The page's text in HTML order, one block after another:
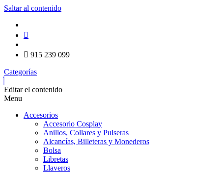
Saltar al contenido
915 239 099
Categorías
Editar el contenido
Menu
Accesorios
Accesorio Cosplay
Anillos, Collares y Pulseras
Alcancías, Billeteras y Monederos
Bolsa
Libretas
Llaveros